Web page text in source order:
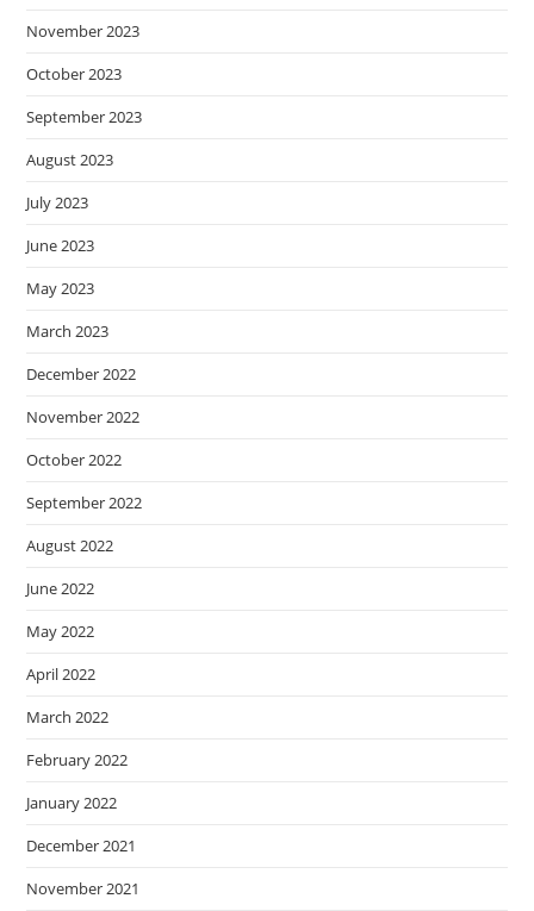
November 2023
October 2023
September 2023
August 2023
July 2023
June 2023
May 2023
March 2023
December 2022
November 2022
October 2022
September 2022
August 2022
June 2022
May 2022
April 2022
March 2022
February 2022
January 2022
December 2021
November 2021